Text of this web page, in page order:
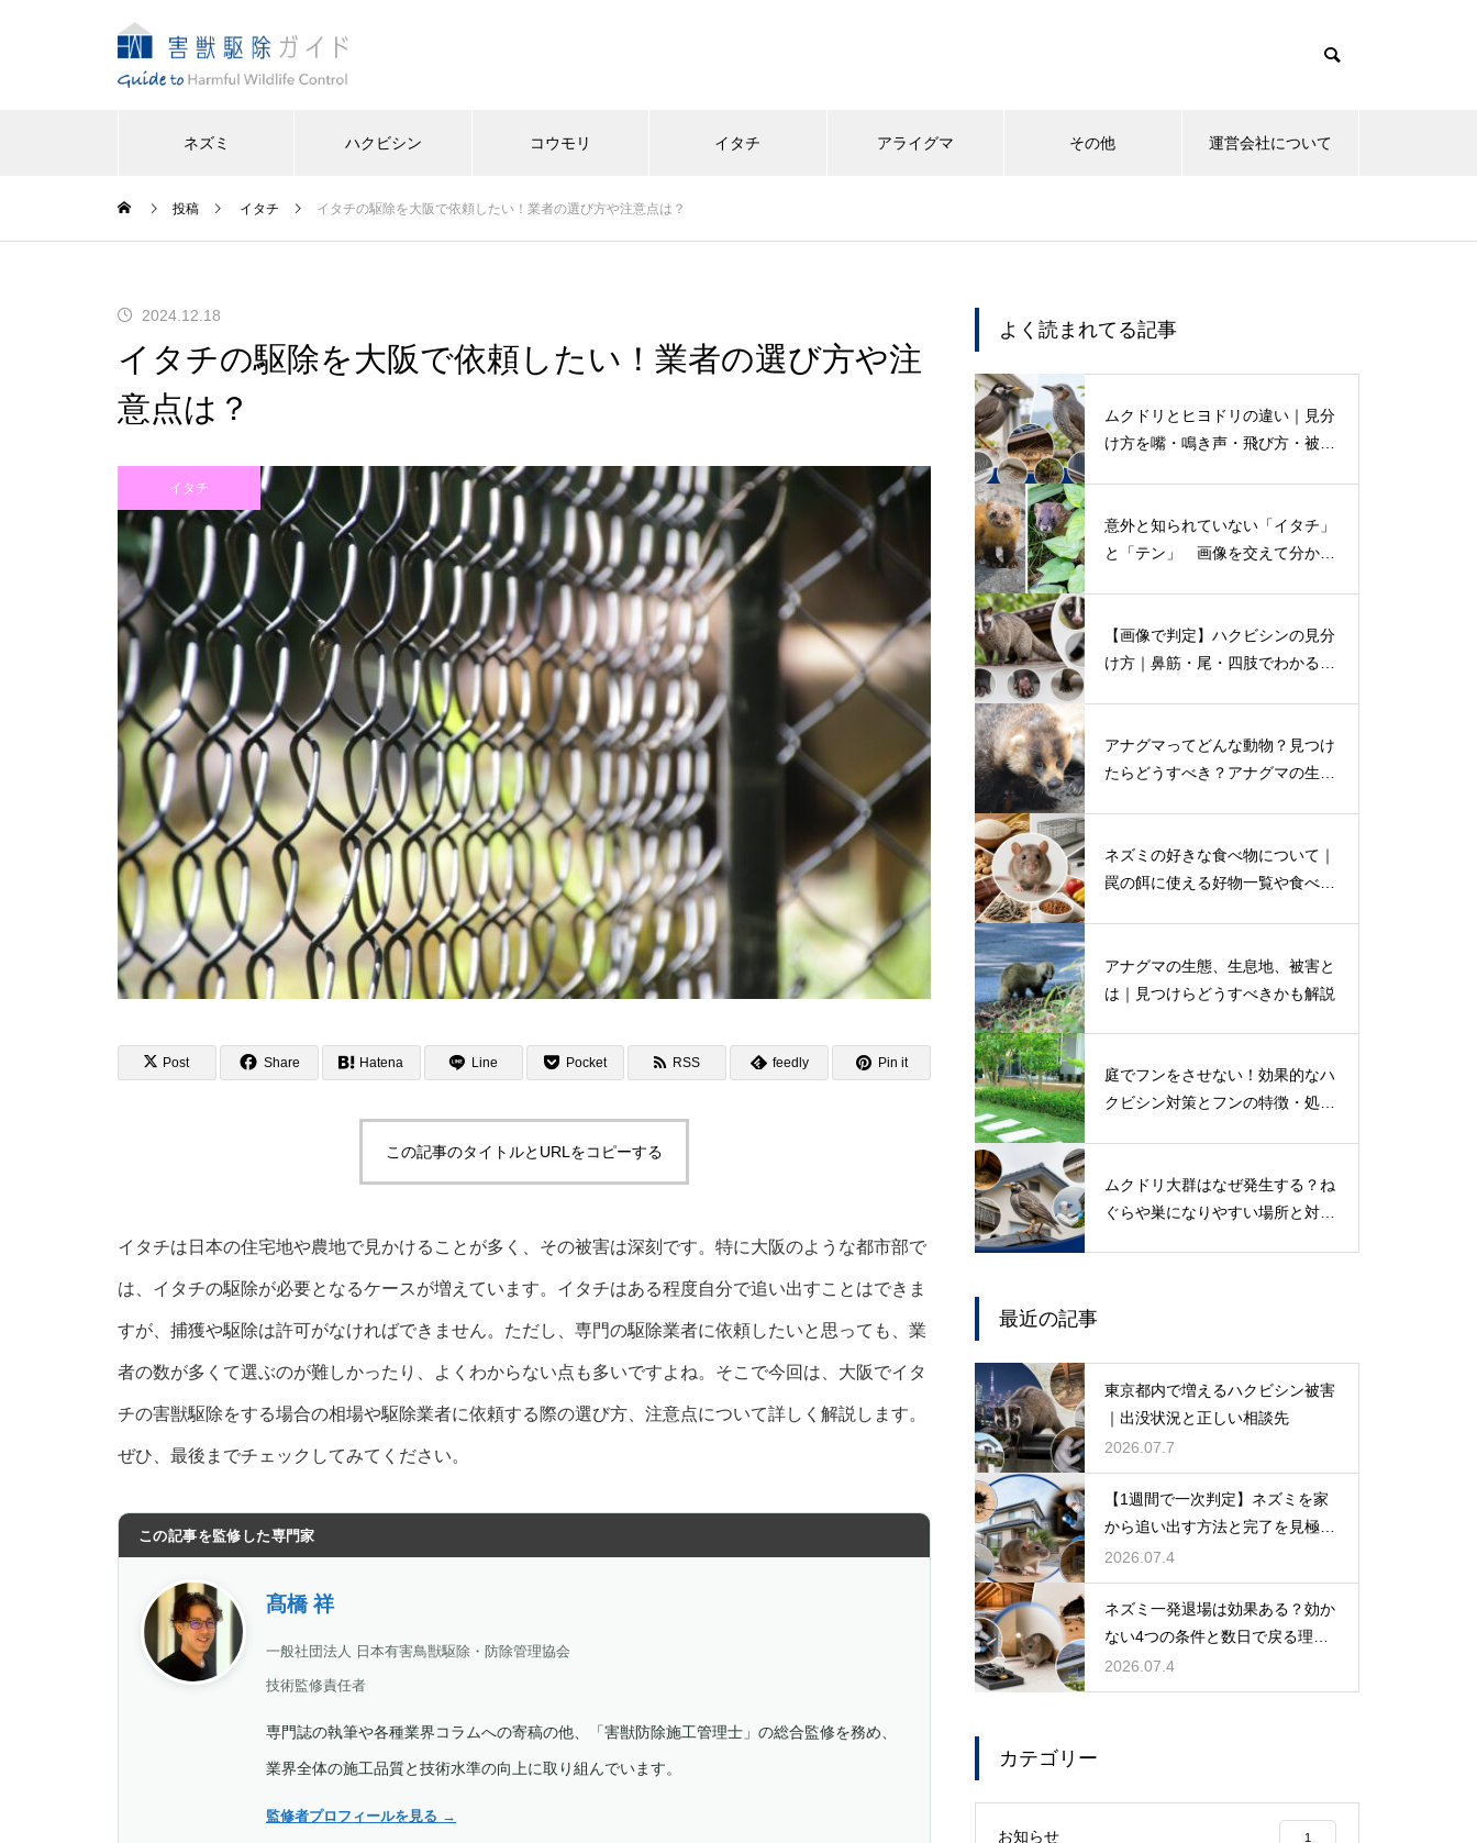
ネズミ ハクビシン コウモリ イタチ アライグマ その他 運営会社について
投稿 イタチ イタチの駆除を大阪で依頼したい！業者の選び方や注意点は？
2024.12.18
イタチの駆除を大阪で依頼したい！業者の選び方や注
意点は？
イタチ
Post Share Hatena Line Pocket RSS feedly Pin it
この記事のタイトルとURLをコピーする
イタチは日本の住宅地や農地で見かけることが多く、その被害は深刻です。特に大阪のような都市部で
は、イタチの駆除が必要となるケースが増えています。イタチはある程度自分で追い出すことはできま
すが、捕獲や駆除は許可がなければできません。ただし、専門の駆除業者に依頼したいと思っても、業
者の数が多くて選ぶのが難しかったり、よくわからない点も多いですよね。そこで今回は、大阪でイタ
チの害獣駆除をする場合の相場や駆除業者に依頼する際の選び方、注意点について詳しく解説します。
ぜひ、最後までチェックしてみてください。
この記事を監修した専門家
髙橋 祥
一般社団法人 日本有害鳥獣駆除・防除管理協会
技術監修責任者
専門誌の執筆や各種業界コラムへの寄稿の他、「害獣防除施工管理士」の総合監修を務め、
業界全体の施工品質と技術水準の向上に取り組んでいます。
監修者プロフィールを見る →
よく読まれてる記事
ムクドリとヒヨドリの違い｜見分
け方を嘴・鳴き声・飛び方・被害
意外と知られていない「イタチ」
と「テン」 画像を交えて分かり
【画像で判定】ハクビシンの見分
け方｜鼻筋・尾・四肢でわかる特
アナグマってどんな動物？見つけ
たらどうすべき？アナグマの生態
ネズミの好きな食べ物について｜
罠の餌に使える好物一覧や食べ物
アナグマの生態、生息地、被害と
は｜見つけらどうすべきかも解説
庭でフンをさせない！効果的なハ
クビシン対策とフンの特徴・処理
ムクドリ大群はなぜ発生する？ね
ぐらや巣になりやすい場所と対策
最近の記事
東京都内で増えるハクビシン被害
｜出没状況と正しい相談先
2026.07.7
【1週間で一次判定】ネズミを家
から追い出す方法と完了を見極め
る手順
2026.07.4
ネズミ一発退場は効果ある？効か
ない4つの条件と数日で戻る理
由・根本解決法
2026.07.4
カテゴリー
お知らせ 1